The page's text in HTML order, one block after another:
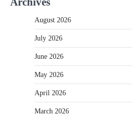
August 2026
July 2026
June 2026
May 2026
April 2026
March 2026